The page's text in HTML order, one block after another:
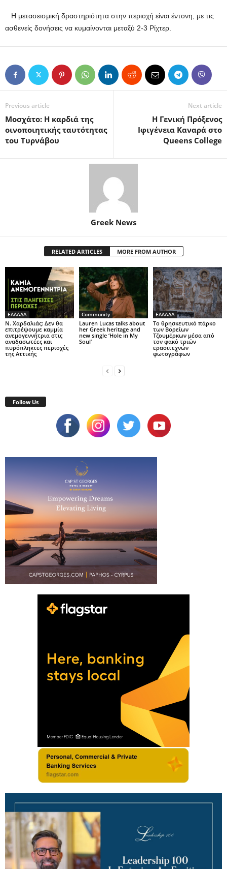
H μετασεισμική δραστηριότητα στην περιοχή είναι έντονη, με τις
ασθενείς δονήσεις να κυμαίνονται μεταξύ 2-3 Ρίχτερ.
Previous article
Μοσχάτο: Η καρδιά της
οινοποιητικής ταυτότητας
του Τυρνάβου
Next article
Η Γενική Πρόξενος
Ιφιγένεια Καναρά στο
Queens College
Greek News
RELATED ARTICLES MORE FROM AUTHOR
ΕΛΛΑΔΑ
Ν. Χαρδαλιάς: Δεν θα
επιτρέψουμε καμμία
ανεμογεννήτρια στις
αναδασωτέες και
πυρόπληκτες περιοχές
της Αττικής
Community
Lauren Lucas talks about
her Greek heritage and
new single ‘Hole in My
Soul’
ΕΛΛΑΔΑ
Το θρησκευτικό πάρκο
των Βορείων
Τζουμέρκων μέσα από
τον φακό τριών
ερασιτεχνών
φωτογράφων
Follow Us